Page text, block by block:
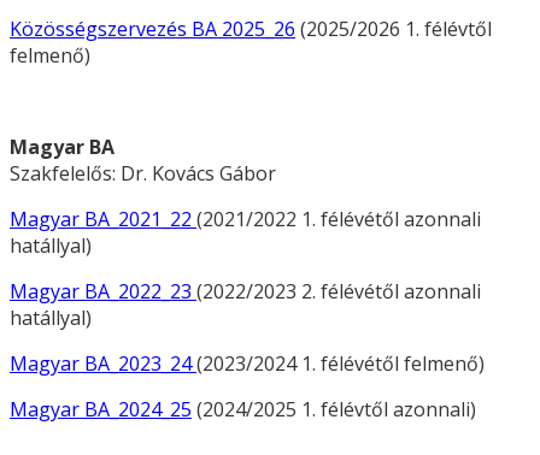
Közösségszervezés BA 2025_26 (2025/2026 1. félévtől
felmenő)
Magyar BA
Szakfelelős: Dr. Kovács Gábor
Magyar BA_2021_22 (2021/2022 1. félévétől azonnali
hatállyal)
Magyar BA_2022_23 (2022/2023 2. félévétől azonnali
hatállyal)
Magyar BA_2023_24(2023/2024 1. félévétől felmenő)
Magyar BA_2024_25 (2024/2025 1. félévtől azonnali)